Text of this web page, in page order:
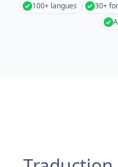
100+ langues 30+